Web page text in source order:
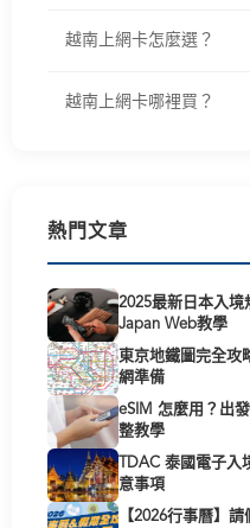
越南上網卡怎麼選？
越南上網卡哪裡買？
熱門文章
2025最新日本入境
Japan Web教學
東京地鐵圖完全攻
網準備
eSIM 怎麼用？出
整教學
TDAC 泰國電子
意事項
【2026行事曆】